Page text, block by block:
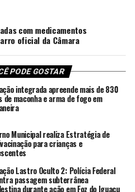
com medicamentos
oficial da Câmara
PODE GOSTAR
integrada apreende mais de 830
de maconha e arma de fogo em
Municipal realiza Estratégia de
para crianças e
Lastro Oculto 2: Polícia Federal
passagem subterrânea
durante ação em Foz do Iguaçu